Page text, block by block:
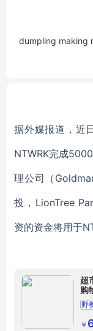
dumpling making
据外媒报道，近
NTWRK完成
理公司（
投，LionTree
资的资金将用于
超
购
野
￥